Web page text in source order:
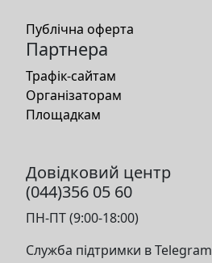
Публічна оферта
Партнера
Трафік-сайтам
Організаторам
Площадкам
Довідковий центр
(044)356 05 60
ПН-ПТ (9:00-18:00)
Служба підтримки в Telegram